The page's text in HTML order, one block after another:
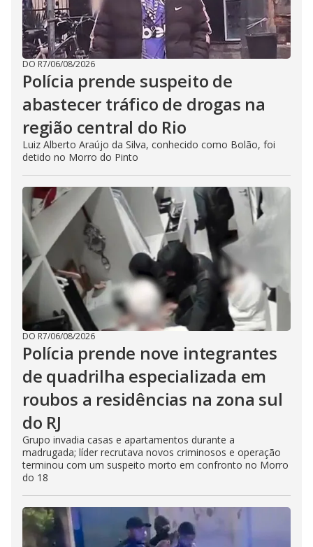
DO R7/06/08/2026
Polícia prende suspeito de
abastecer tráfico de drogas na
região central do Rio
Luiz Alberto Araújo da Silva, conhecido como Bolão, foi
detido no Morro do Pinto
DO R7/06/08/2026
Polícia prende nove integrantes
de quadrilha especializada em
roubos a residências na zona sul
do RJ
Grupo invadia casas e apartamentos durante a
madrugada; líder recrutava novos criminosos e operação
terminou com um suspeito morto em confronto no Morro
do 18